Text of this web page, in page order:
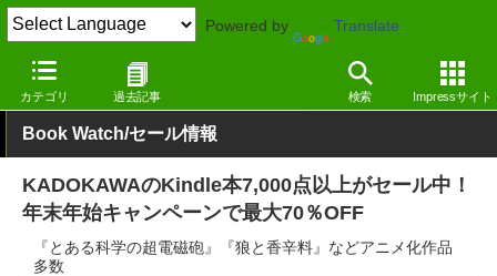
Powered by Translate
カテゴリ 過去記事 検索 Impressサイト
窓の杜 電子書籍・本
Book Watch/セール情報
KADOKAWAのKindle本7,000点以上がセール中！
年末年始キャンペーンで最大70％OFF
『とある科学の超電磁砲』『狼と香辛料』などアニメ化作品
多数